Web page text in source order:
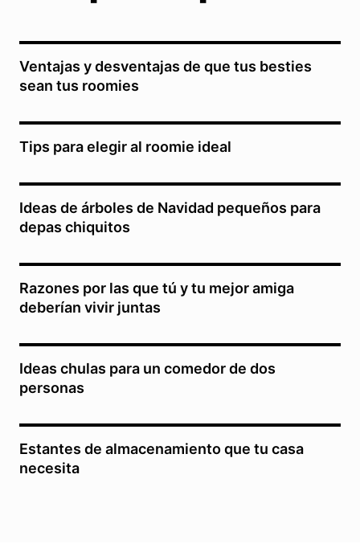
Ventajas y desventajas de que tus besties
sean tus roomies
Tips para elegir al roomie ideal
Ideas de árboles de Navidad pequeños para
depas chiquitos
Razones por las que tú y tu mejor amiga
deberían vivir juntas
Ideas chulas para un comedor de dos
personas
Estantes de almacenamiento que tu casa
necesita